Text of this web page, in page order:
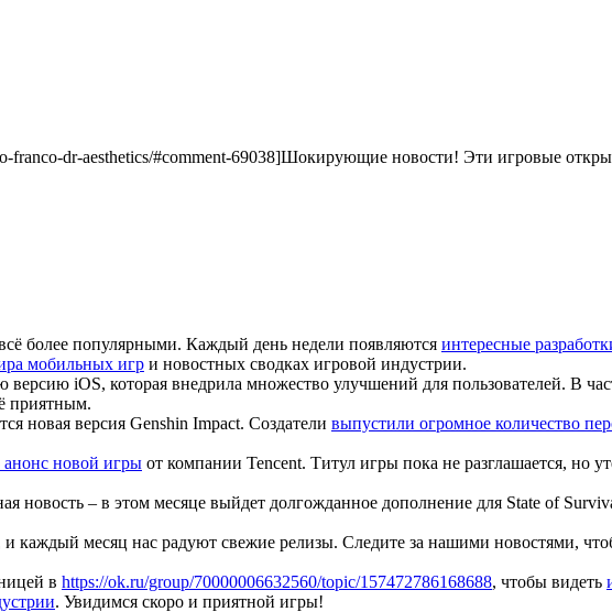
franco-dr-aesthetics/#comment-69038]Шокирующие новости! Эти игровые
более популярными. Каждый день недели появляются интересные
мобильных игр и новостных сводках игровой индустрии.
версию iOS, которая внедрила множество улучшений для пользователей. В
приятным.
новая версия Genshin Impact. Создатели выпустили огромное количество
новой игры от компании Tencent. Титул игры пока не разглашается, но
новость – в этом месяце выйдет долгожданное дополнение для State of
каждый месяц нас радуют свежие релизы. Следите за нашими новостями,
в https://ok.ru/group/70000006632560/topic/157472786168688, чтобы видеть
. Увидимся скоро и приятной игры!